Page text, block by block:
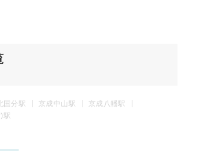
北国分駅 京成中山駅
京成八幡駅
駅